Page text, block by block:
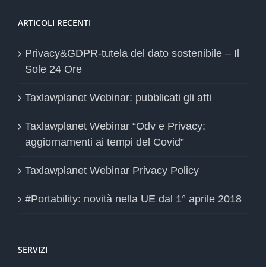
ARTICOLI RECENTI
Privacy&GDPR-tutela del dato sostenibile – Il
Sole 24 Ore
Taxlawplanet Webinar: pubblicati gli atti
Taxlawplanet Webinar “Odv e Privacy:
aggiornamenti ai tempi del Covid”
Taxlawplanet Webinar Privacy Policy
#Portability: novità nella UE dal 1° aprile 2018
SERVIZI